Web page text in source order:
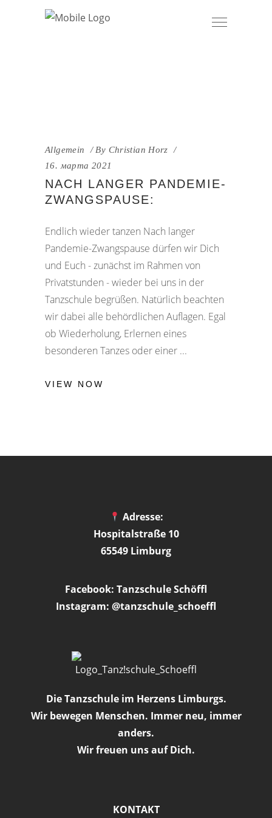
Allgemein By Christian Horz
16. марта 2021
NACH LANGER PANDEMIE-
ZWANGSPAUSE:
Endlich wieder tanzen Nach langer
Pandemie-Zwangspause dürfen wir Dich
und Euch - zunächst im Rahmen von
Privatstunden - wieder bei uns in der
Tanzschule begrüßen. Natürlich beachten
wir dabei alle behördlichen Auflagen. Egal
ob Wiederholung, Erlernen eines
besonderen Tanzes oder einer
VIEW NOW
Adresse:
Hospitalstraße 10
65549 Limburg
Facebook: Tanzschule Schöffl
Instagram: @tanzschule_schoeffl
Die Tanzschule im Herzens Limburgs.
Wir bewegen Menschen. Immer neu, immer
anders.
Wir freuen uns auf Dich.
KONTAKT